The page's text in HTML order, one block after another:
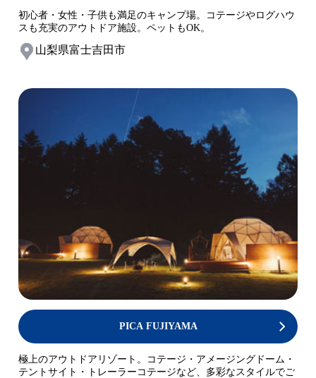
初心者・女性・子供も満足のキャンプ場。コテージやログハウ
スも充実のアウトドア施設。ペットもOK。
山梨県富士吉田市
PICA FUJIYAMA
極上のアウトドアリゾート。コテージ・アメージングドーム・
テントサイト・トレーラーコテージなど、多彩なスタイルでご